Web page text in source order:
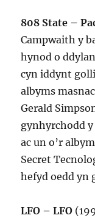
808 State –
Campwaith y
hynod o
cyn iddynt
albyms
Gerald
gynhyrchodd y
ac un o’r
Secret
hefyd oedd yn
LFO – LFO